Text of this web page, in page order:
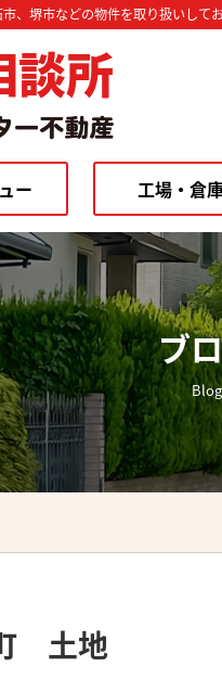
堺市などの物件を取り扱いし
談所
ー 工場・倉
ブ
Blog
土地